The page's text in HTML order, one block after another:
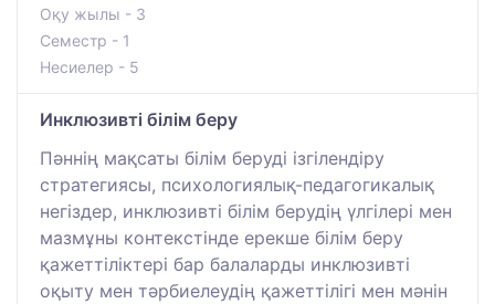
Оқу жылы - 3
Семестр - 1
Несиелер - 5
Инклюзивті білім беру
Пәннің мақсаты білім беруді ізгілендіру
стратегиясы, психологиялық-педагогикалық
негіздер, инклюзивті білім берудің үлгілері мен
мазмұны контекстінде ерекше білім беру
қажеттіліктері бар балаларды инклюзивті
оқыту мен тәрбиелеудің қажеттілігі мен мәнін